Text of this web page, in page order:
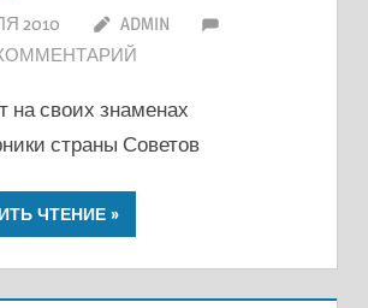
2010
ADMIN
на своих знаменах
страны Советов
ЧТЕНИЕ